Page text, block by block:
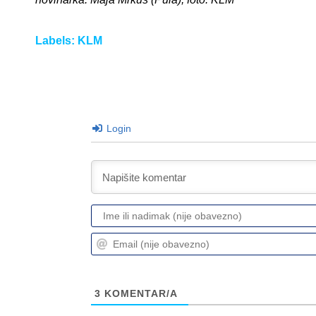
Labels: KLM
Login
3 KOMENTAR/A